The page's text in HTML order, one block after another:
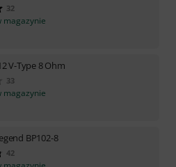
32
magazynie
V-Type 8 Ohm
33
magazynie
BP102-8
42